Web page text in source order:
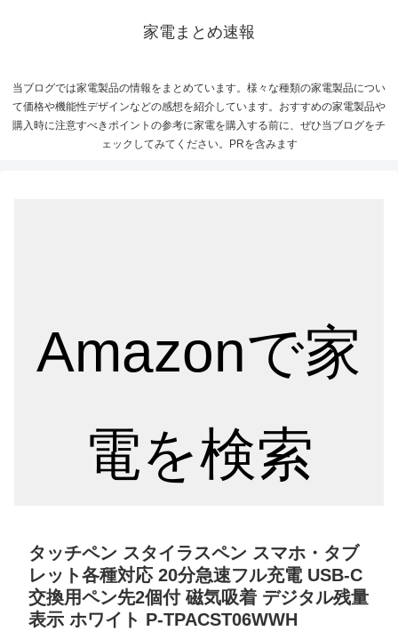
家電まとめ速報
当ブログでは家電製品の情報をまとめています。様々な種類の家電製品につい
て価格や機能性デザインなどの感想を紹介しています。おすすめの家電製品や
購入時に注意すべきポイントの参考に家電を購入する前に、ぜひ当ブログをチ
ェックしてみてください。PRを含みます
Amazonで家
電を検索
タッチペン スタイラスペン スマホ・タブ
レット各種対応 20分急速フル充電 USB-C
交換用ペン先2個付 磁気吸着 デジタル残量
表示 ホワイト P-TPACST06WWH